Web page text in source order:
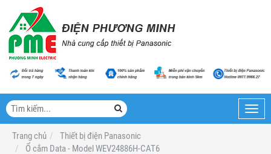
Trang chủ
Thiết bị điện Panasonic
Ổ cắm Data - Model WEV24886H-CAT6